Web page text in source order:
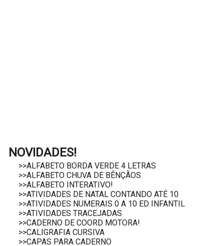
NOVIDADES!
>>ALFABETO BORDA VERDE 4 LETRAS
>>ALFABETO CHUVA DE BÊNÇÃOS
>>ALFABETO INTERATIVO!
>>ATIVIDADES DE NATAL CONTANDO ATÉ 10
>>ATIVIDADES NUMERAIS 0 A 10 ED INFANTIL
>>ATIVIDADES TRACEJADAS
>>CADERNO DE COORD MOTORA!
>>CALIGRAFIA CURSIVA
>>CAPAS PARA CADERNO